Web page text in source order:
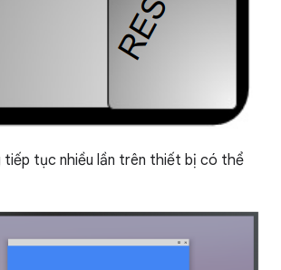
tiếp tục nhiều lần trên thiết bị có thể